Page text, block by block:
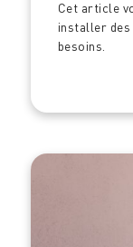
Cet article
installer des
besoins.